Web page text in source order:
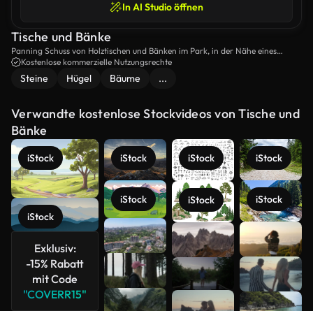
In AI Studio öffnen
Tische und Bänke
Panning Schuss von Holztischen und Bänken im Park, in der Nähe eines
kleinen, Steingebäudes.
Kostenlose kommerzielle Nutzungsrechte
Steine Hügel Bäume ...
Verwandte kostenlose Stockvideos von Tische und
Bänke
iStock
iStock
Exklusiv:
-15% Rabatt
mit Code
"COVERR15"
iStock
iStock
iStock
iStock
iStock
iStock
Mehr
anzeigen